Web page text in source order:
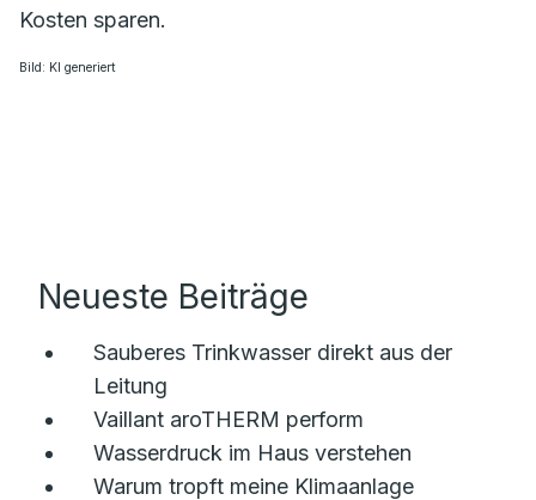
Kosten sparen.
Bild: KI generiert
Neueste Beiträge
Sauberes Trinkwasser direkt aus der
Leitung
Vaillant aroTHERM perform
Wasserdruck im Haus verstehen
Warum tropft meine Klimaanlage